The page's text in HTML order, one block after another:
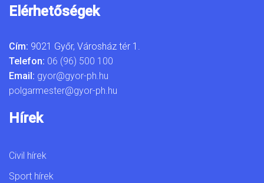
Elérhetőségek
Cím: 9021 Győr, Városház tér 1.
Telefon: 06 (96) 500 100
Email: gyor@gyor-ph.hu
polgarmester@gyor-ph.hu
Hírek
Civil hírek
Sport hírek